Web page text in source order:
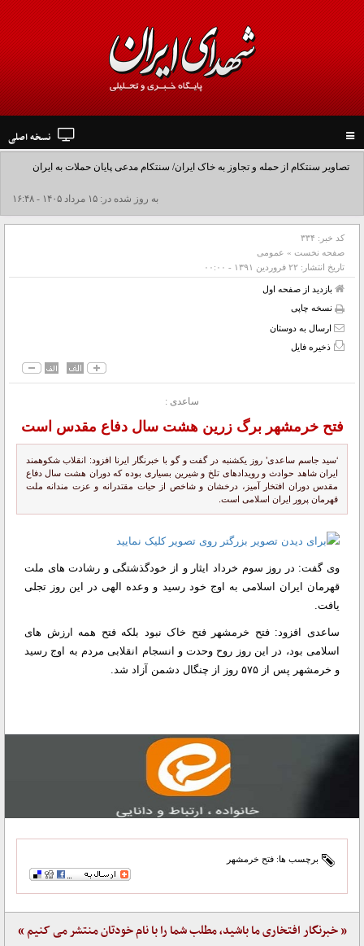
navigation
نسخه اصلی
تصاویر سنتکام از حمله و تجاوز به خاک ایران/ سنتکام مدعی پایان حملات به ایران
شد+فیلم به روز شده در: ۱۵ مرداد ۱۴۰۵ - ۱۶:۴۸
کد خبر: ۳۳۴
صفحه نخست » عمومی
تاریخ انتشار: ۲۲ فروردين ۱۳۹۱ - ۰۰:۰۰
بازدید از صفحه اول
نسخه چاپی
ارسال به دوستان
ذخیره فایل
ساعدی :
فتح خرمشهر برگ زرین هشت سال دفاع مقدس است
‘سید جاسم ساعدی’ روز یکشنبه در گفت و گو با خبرنگار ایرنا افزود: انقلاب شکوهمند
ایران شاهد حوادث و رویدادهای تلخ و شیرین بسیاری بوده که دوران هشت سال دفاع
مقدس دوران افتخار آمیز، درخشان و شاخص از حیات مقتدرانه و عزت مندانه ملت
قهرمان پرور ایران اسلامی است.
وی گفت: در روز سوم خرداد ایثار و از خودگذشتگی و رشادت های ملت
قهرمان ایران اسلامی به اوج خود رسید و وعده الهی در این روز تجلی
یافت.
ساعدی افزود: فتح خرمشهر فتح خاک نبود بلکه فتح همه ارزش های
اسلامی بود، در این روز روح وحدت و انسجام انقلابی مردم به اوج رسید
و خرمشهر پس از ۵۷۵ روز از چنگال دشمن آزاد شد.
برچسب ها: فتح خرمشهر
« خبرنگار افتخاری ما باشید، مطلب شما را با نام خودتان منتشر می کنیم »